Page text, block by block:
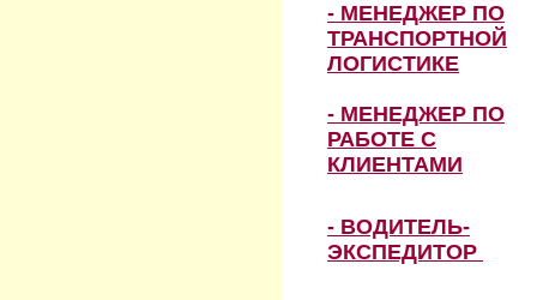
- МЕНЕДЖЕР ПО
ТРАНСПОРТНОЙ
ЛОГИСТИКЕ
- МЕНЕДЖЕР ПО
РАБОТЕ С
КЛИЕНТАМИ
- ВОДИТЕЛЬ-
ЭКСПЕДИТОР